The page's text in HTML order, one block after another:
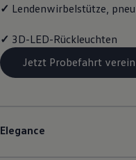
✓ Lendenwirbelstütze,
✓ 3D-LED-Rückleuchten
Jetzt Probefahrt
Elegance